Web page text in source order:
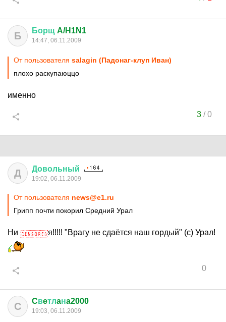
Б Борщ A/H1N1
14:47, 06.11.2009
От пользователя salagin (Падонаг-клуп Иван)
плохо раскупаюццо
именно
3/0
Д Довольный
19:02, 06.11.2009
От пользователя news@e1.ru
Грипп почти покорил Средний Урал
Ни я!!!!! "Врагу не сдаётся наш гордый" (с) Урал!
0
C Cвeтлaнa2000
19:03, 06.11.2009